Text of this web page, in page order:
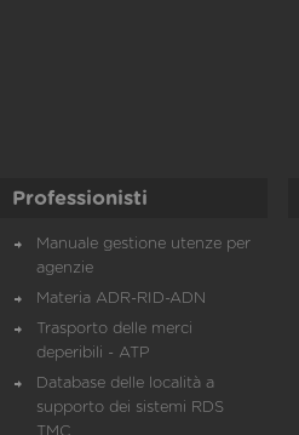
Professionisti
Manuale gestione utenze per
agenzie
Materia ADR-RID-ADN
Trasporto delle merci
deperibili - ATP
Database delle località a
supporto dei sistemi RDS
TMC